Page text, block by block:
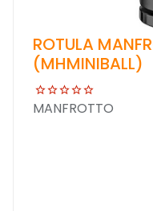
ROTULA
(MHMINIBALL)
MANFROTTO